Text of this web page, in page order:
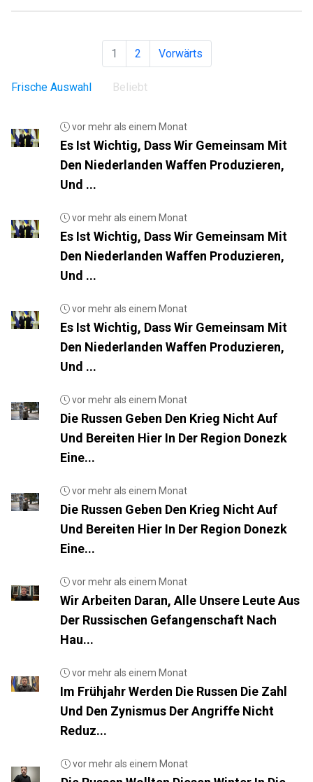
1 2 Vorwärts
Frische Auswahl Beliebt
vor mehr als einem Monat
Es Ist Wichtig, Dass Wir Gemeinsam Mit
Den Niederlanden Waffen Produzieren,
Und ...
vor mehr als einem Monat
Es Ist Wichtig, Dass Wir Gemeinsam Mit
Den Niederlanden Waffen Produzieren,
Und ...
vor mehr als einem Monat
Es Ist Wichtig, Dass Wir Gemeinsam Mit
Den Niederlanden Waffen Produzieren,
Und ...
vor mehr als einem Monat
Die Russen Geben Den Krieg Nicht Auf
Und Bereiten Hier In Der Region Donezk
Eine...
vor mehr als einem Monat
Die Russen Geben Den Krieg Nicht Auf
Und Bereiten Hier In Der Region Donezk
Eine...
vor mehr als einem Monat
Wir Arbeiten Daran, Alle Unsere Leute Aus
Der Russischen Gefangenschaft Nach
Hau...
vor mehr als einem Monat
Im Frühjahr Werden Die Russen Die Zahl
Und Den Zynismus Der Angriffe Nicht
Reduz...
vor mehr als einem Monat